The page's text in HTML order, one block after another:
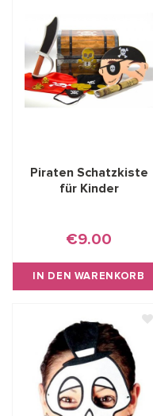
Piraten Schatzkiste
für Kinder
€9.00
IN DEN WARENKORB